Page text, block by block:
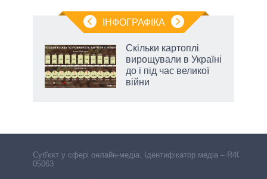
ІНФОГРАФІКА
Скільки картоплі
вирощували в Україні
до і під час великої
війни
Cуб'єкт у сфері онлайн-медіа. Ідентифікатор медіа – R40-
05063